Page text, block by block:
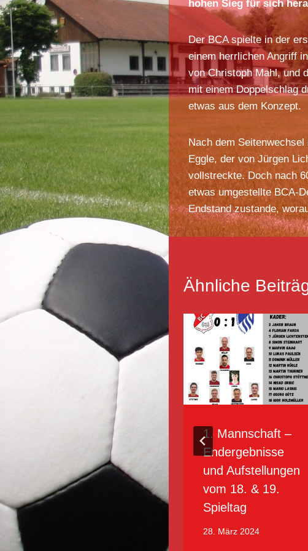
hohen Sieg für sich
Der BCA spielte in der
einem herrlichen Angriff
von Christoph Mahl, und
mit einem Doppelschlag
etwas aus dem Konzept.
Nach dem
Eggle, der von Jürgen
vollstreckte. Doch nach
etwas umgestellte BCA-
Endstand zustande,
Ähnliche
Unbefriedigendes
Unentschienden
in Thannhausen
1. Mannschaft –
Endergebnisse
und Aufstellungen
vom 18. & 19.
Spieltag
28. März 2024